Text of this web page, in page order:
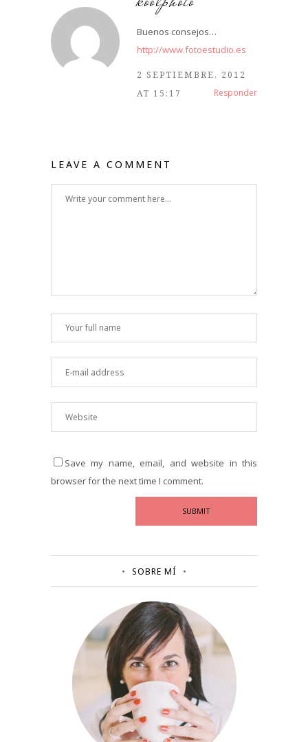
Buenos consejos…
http://www.fotoestudio.es
2 SEPTIEMBRE, 2012
AT 15:17
Responder
LEAVE A COMMENT
Save my name, email, and website in this
browser for the next time I comment.
SOBRE MÍ